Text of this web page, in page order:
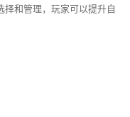
和管理，玩家可以提升自